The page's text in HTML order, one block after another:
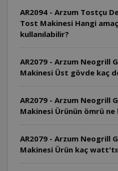
AR2094 - Arzum Tostçu
Tost Makinesi Hangi
kullanılabilir?
AR2079 - Arzum Neogrill
Makinesi Üst gövde kaç
AR2079 - Arzum Neogrill
Makinesi Ürünün ömrü ne
AR2079 - Arzum Neogrill
Makinesi Ürün kaç